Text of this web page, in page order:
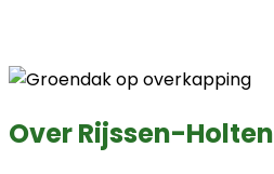
Over Rijssen-Holten